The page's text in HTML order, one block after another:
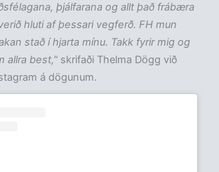
þjálfarana og allt það frábæra
hluti af þessari vegferð. FH mun
stað í hjarta mínu. Takk fyrir mig og
allra best," skrifaði Thelma Dögg við
á dögunum.